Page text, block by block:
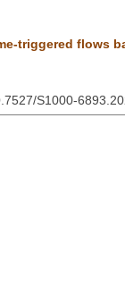
triggered flows
S1000-